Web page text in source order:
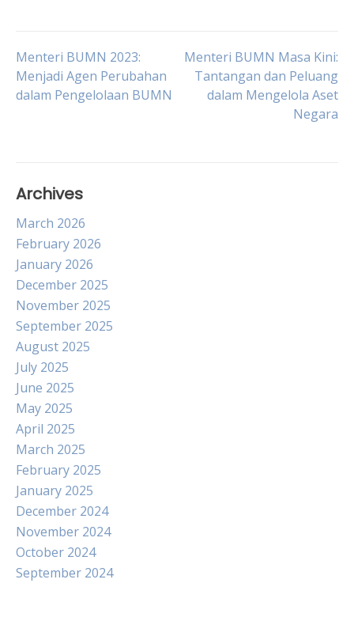
Post
navigation
Menteri BUMN 2023:
Menjadi Agen Perubahan
dalam Pengelolaan BUMN
Menteri BUMN Masa Kini:
Tantangan dan Peluang
dalam Mengelola Aset
Negara
Archives
March 2026
February 2026
January 2026
December 2025
November 2025
September 2025
August 2025
July 2025
June 2025
May 2025
April 2025
March 2025
February 2025
January 2025
December 2024
November 2024
October 2024
September 2024